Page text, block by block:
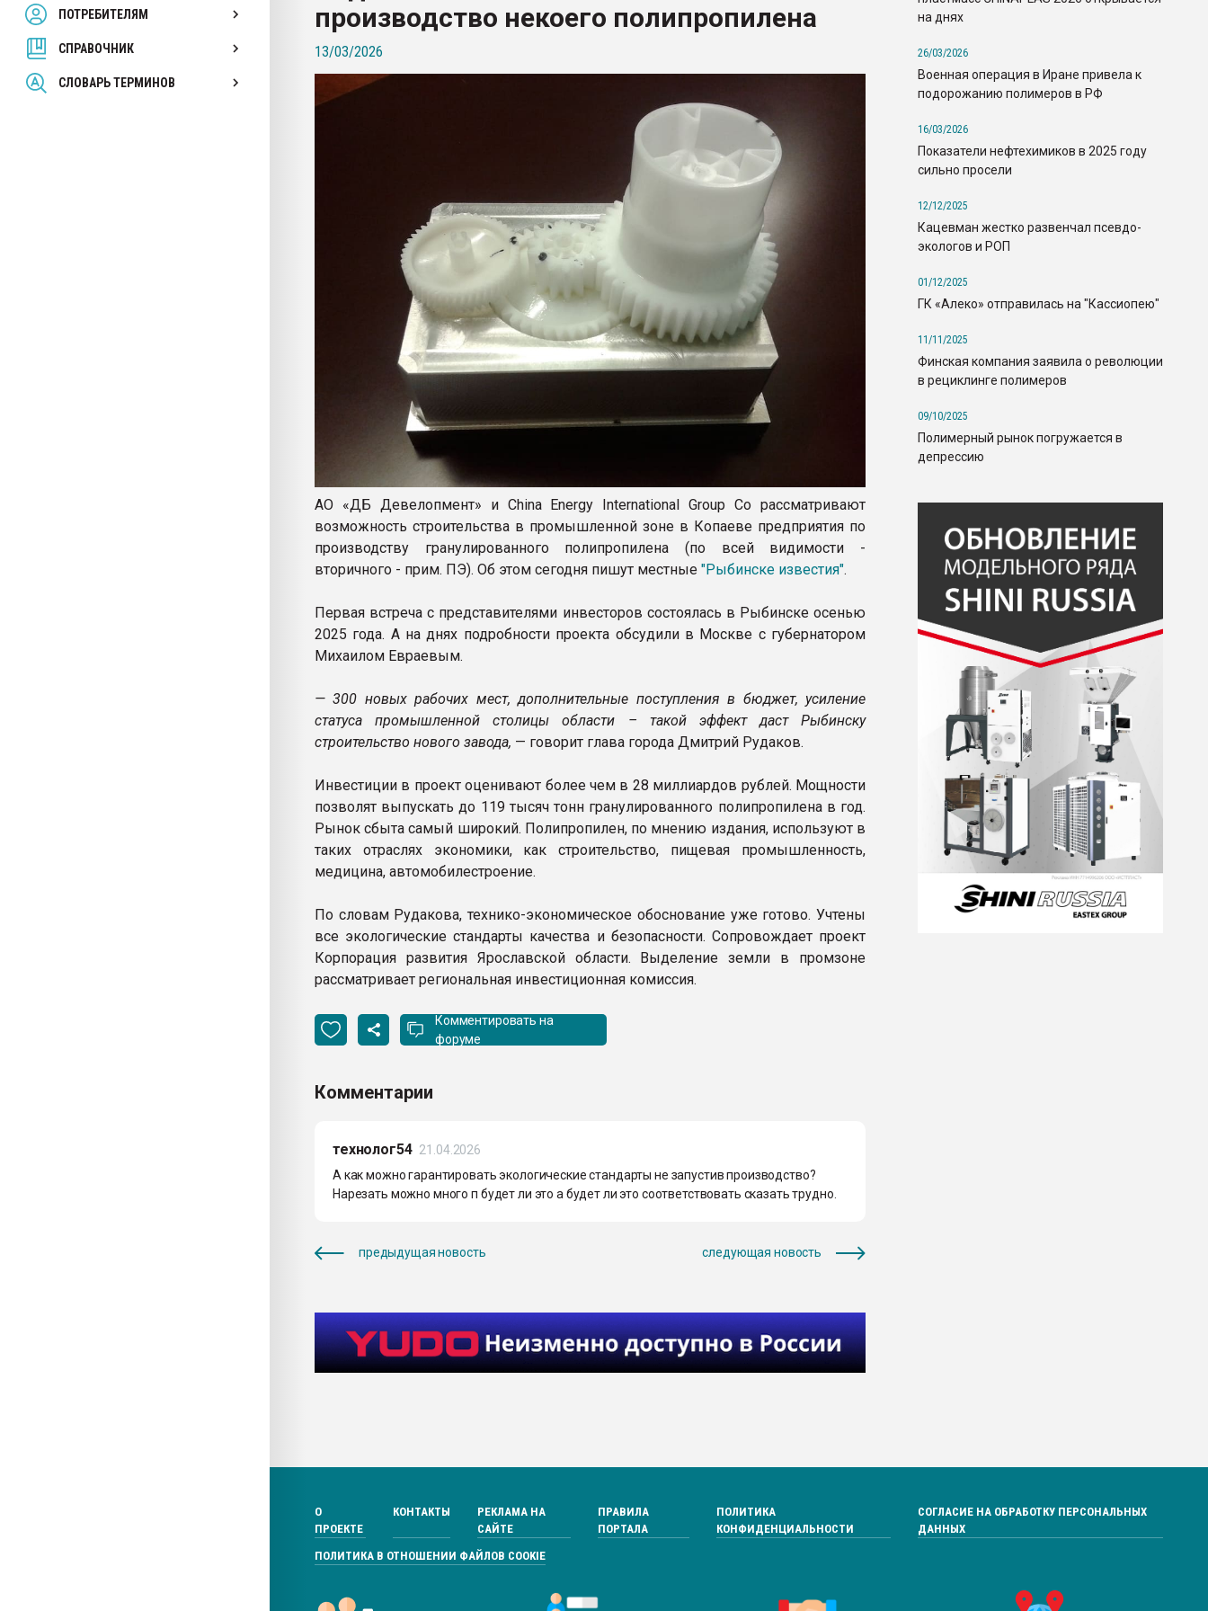
ПОТРЕБИТЕЛЯМ
СПРАВОЧНИК
СЛОВАРЬ ТЕРМИНОВ
Armaloy PC/ABS-1IM черный цвет
производство некоего полипропилена
13/03/2026
АО «ДБ Девелопмент» и China Energy International Group Co рассматривают
возможность строительства в промышленной зоне в Копаеве предприятия по
производству гранулированного полипропилена (по всей видимости -
вторичного - прим. ПЭ). Об этом сегодня пишут местные "Рыбинске известия".
Первая встреча с представителями инвесторов состоялась в Рыбинске осенью
2025 года. А на днях подробности проекта обсудили в Москве с губернатором
Михаилом Евраевым.
— 300 новых рабочих мест, дополнительные поступления в бюджет, усиление
статуса промышленной столицы области – такой эффект даст Рыбинску
строительство нового завода, — говорит глава города Дмитрий Рудаков.
Инвестиции в проект оценивают более чем в 28 миллиардов рублей. Мощности
позволят выпускать до 119 тысяч тонн гранулированного полипропилена в год.
Рынок сбыта самый широкий. Полипропилен, по мнению издания, используют в
таких отраслях экономики, как строительство, пищевая промышленность,
медицина, автомобилестроение.
По словам Рудакова, технико-экономическое обоснование уже готово. Учтены
все экологические стандарты качества и безопасности. Сопровождает проект
Корпорация развития Ярославской области. Выделение земли в промзоне
рассматривает региональная инвестиционная комиссия.
Комментировать на
форуме
Комментарии
технолог54 21.04.2026
А как можно гарантировать экологические стандарты не запустив производство?
Нарезать можно много п будет ли это а будет ли это соответствовать сказать трудно.
предыдущая новость следующая новость
на днях
26/03/2026
Военная операция в Иране привела к
подорожанию полимеров в РФ
16/03/2026
Показатели нефтехимиков в 2025 году
сильно просели
12/12/2025
Кацевман жестко развенчал псевдо-
экологов и РОП
01/12/2025
ГК «Алеко» отправилась на "Кассиопею"
11/11/2025
Финская компания заявила о революции
в рециклинге полимеров
09/10/2025
Полимерный рынок погружается в
депрессию
О
ПРОЕКТЕ
КОНТАКТЫ
РЕКЛАМА НА
САЙТЕ
ПРАВИЛА
ПОРТАЛА
ПОЛИТИКА
КОНФИДЕНЦИАЛЬНОСТИ
СОГЛАСИЕ НА ОБРАБОТКУ ПЕРСОНАЛЬНЫХ
ДАННЫХ
ПОЛИТИКА В ОТНОШЕНИИ ФАЙЛОВ COOKIE